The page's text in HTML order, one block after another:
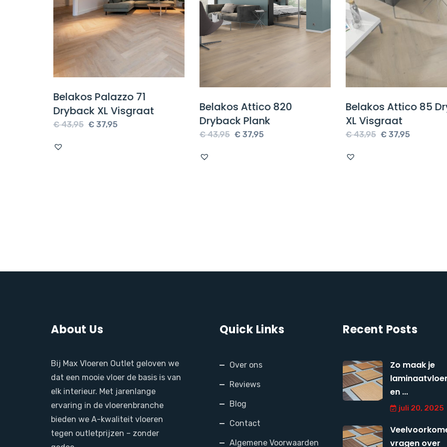
Belakos Palazzo 71
Dryback XL Visgraat
€43,95
Oorspronkelijke
€37,95Huidige
Belakos Attico 820
Dryback Plank
€43,95
Oorspronkelijke
€37,95Huidige
Belakos Attico 85
XL Visgraat
€43,95
Oorspronkelijke
€37,95Huidige
About Us
Bij Max Vloeren Outlet geloven we
dat een mooie vloer de basis is van
elk interieur. Met jarenlange
ervaring in de vloerenbranche
bieden we A-kwaliteit vloeren
tegen outletprijzen – zonder
Quick Links
Over ons
Reviews
Blog
Contact
Algemene Voorwaarden
Recent Posts
Zo maak je
en ...
juli 20, 2025
vragen over